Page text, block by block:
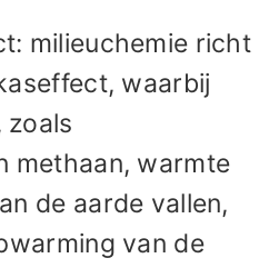
milieuchemie richt
waarbij
zoals
methaan, warmte
de aarde vallen,
van de